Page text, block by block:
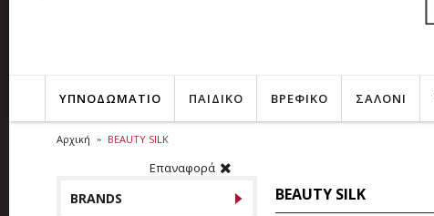
ΥΠΝΟΔΩΜΑΤΙΟ ΠΑΙΔΙΚΟ ΒΡΕΦΙΚΟ ΣΑΛΟΝΙ
Αρχική BEAUTY SILK
Επαναφορά
BRANDS BEAUTY SILK